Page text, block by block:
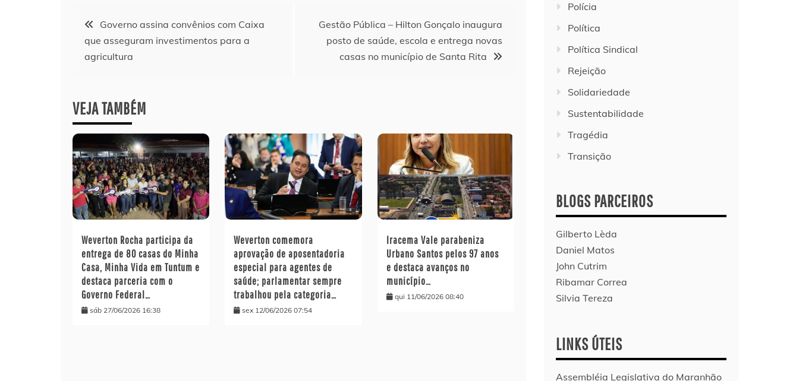
Navegação
de
Governo assina convênios com Caixa
que asseguram investimentos para a
agricultura
Gestão Pública – Hilton Gonçalo inaugura
posto de saúde, escola e entrega novas
casas no município de Santa Rita
VEJA TAMBÉM
Weverton Rocha participa da
entrega de 80 casas do Minha
Casa, Minha Vida em Tuntum e
destaca parceria com o
Governo Federal…
sáb 27/06/2026 16:38
Weverton comemora
aprovação de aposentadoria
especial para agentes de
saúde; parlamentar sempre
trabalhou pela categoria…
sex 12/06/2026 07:54
Iracema Vale parabeniza
Urbano Santos pelos 97 anos
e destaca avanços no
município…
qui 11/06/2026 08:40
Polícia
Política
Política Sindical
Rejeição
Solidariedade
Sustentabilidade
Tragédia
Transição
BLOGS PARCEIROS
Gilberto Lèda
Daniel Matos
John Cutrim
Ribamar Correa
Silvia Tereza
LINKS ÚTEIS
Assembléia Legislativa do Maranhão